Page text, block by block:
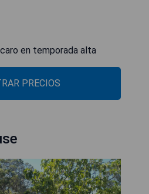
en temporada alta
PRECIOS